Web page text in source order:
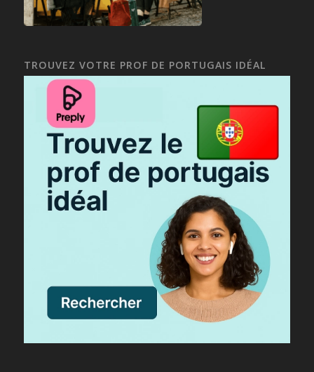
TROUVEZ VOTRE PROF DE PORTUGAIS IDÉAL